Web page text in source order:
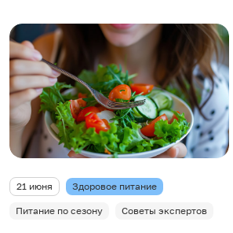
21 июня Здоровое питание
Питание по сезону Советы экспертов